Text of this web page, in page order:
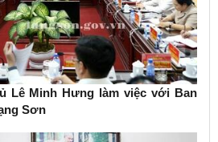
Lê Minh Hưng làm việc với Ban
Sơn